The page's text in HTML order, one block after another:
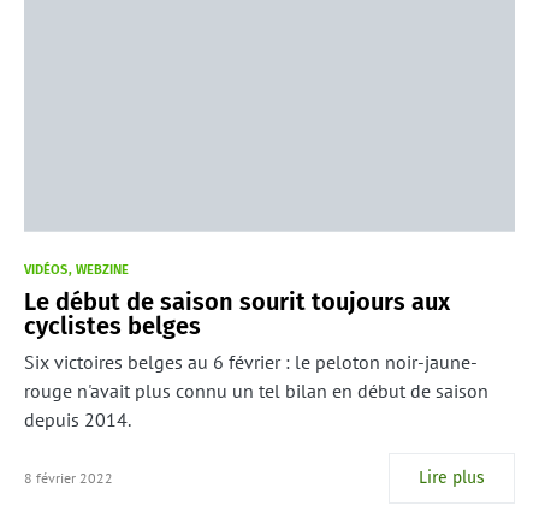
VIDÉOS WEBZINE
Le début de saison sourit toujours aux
cyclistes belges
Six victoires belges au 6 février : le peloton noir-jaune-
rouge n'avait plus connu un tel bilan en début de saison
depuis 2014.
8 février 2022 Lire plus